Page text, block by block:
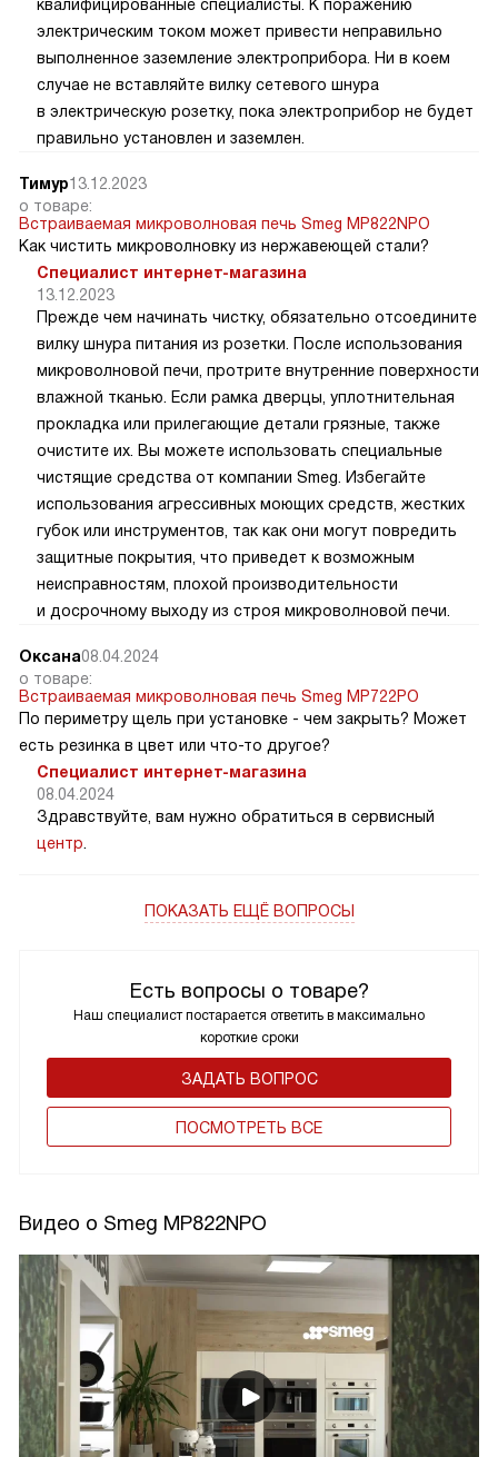
Есть вопросы о товаре?
Наш специалист постарается ответить в максимально
короткие сроки
ЗАДАТЬ ВОПРОС
ПОCМОТРЕТЬ ВСЕ
квалифицированные специалисты. К поражению
электрическим током может привести неправильно
выполненное заземление электроприбора. Ни в коем
случае не вставляйте вилку сетевого шнура
в электрическую розетку, пока электроприбор не будет
правильно установлен и заземлен.
Тимур13.12.2023
о товаре:
Встраиваемая микроволновая печь Smeg MP822NPO
Как чистить микроволновку из нержавеющей стали?
Специалист интернет-магазина
13.12.2023
Прежде чем начинать чистку, обязательно отсоедините
вилку шнура питания из розетки. После использования
микроволновой печи, протрите внутренние поверхности
влажной тканью. Если рамка дверцы, уплотнительная
прокладка или прилегающие детали грязные, также
очистите их. Вы можете использовать специальные
чистящие средства от компании Smeg. Избегайте
использования агрессивных моющих средств, жестких
губок или инструментов, так как они могут повредить
защитные покрытия, что приведет к возможным
неисправностям, плохой производительности
и досрочному выходу из строя микроволновой печи.
Оксана08.04.2024
о товаре:
Встраиваемая микроволновая печь Smeg MP722PO
По периметру щель при установке - чем закрыть? Может
есть резинка в цвет или что-то другое?
Специалист интернет-магазина
08.04.2024
Здравствуйте, вам нужно обратиться в сервисный
центр
ПОКАЗАТЬ ЕЩЁ ВОПРОСЫ
Видео о Smeg MP822NPO